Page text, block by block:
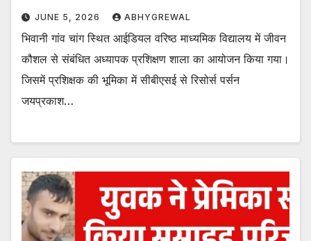
JUNE 5, 2026 ABHYGREWAL
भिवानी गांव चांग स्थित आईडियल वरिष्ठ माध्यमिक विद्यालय में जीवन
कौशल से संबंधित अध्यापक प्रशिक्षण शाला का आयोजन किया गया।
जिसमें प्रशिक्षक की भूमिका में सीबीएसई से रिसोर्स पर्सन
जयप्रकाश…